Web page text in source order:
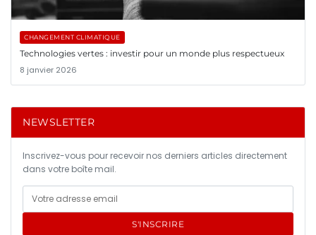
CHANGEMENT CLIMATIQUE
Technologies vertes : investir pour un monde plus respectueux
8 janvier 2026
NEWSLETTER
Inscrivez-vous pour recevoir nos derniers articles directement
dans votre boîte mail.
S'INSCRIRE